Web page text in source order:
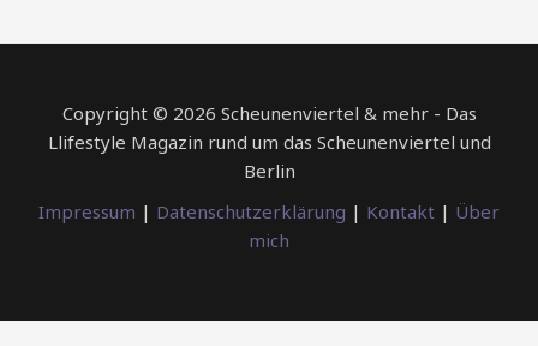
Copyright © 2026 Scheunenviertel & mehr - Das
Llifestyle Magazin rund um das Scheunenviertel und
Berlin
Impressum | Datenschutzerklärung | Kontakt | Über
mich